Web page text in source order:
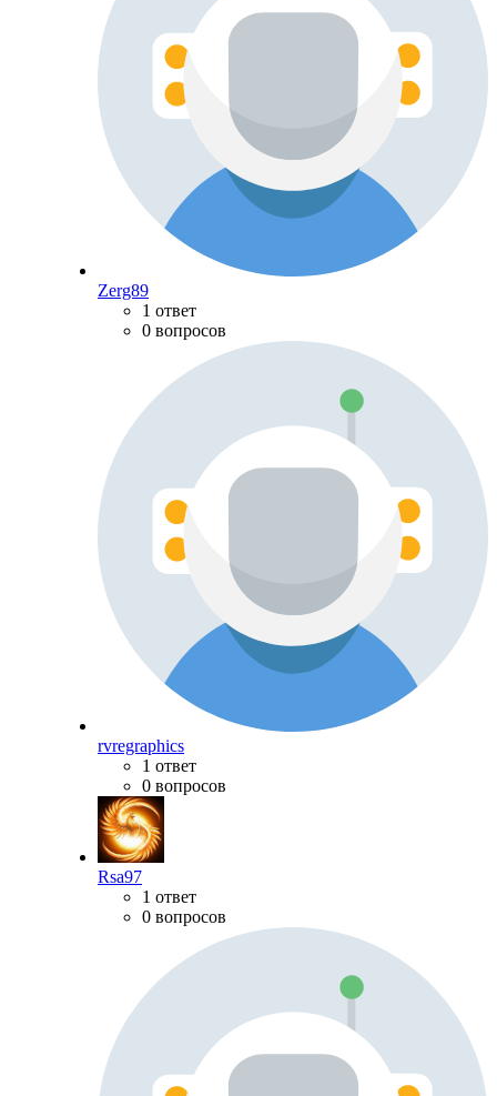
Zerg89
1 ответ
0 вопросов
rvregraphics
1 ответ
0 вопросов
Rsa97
1 ответ
0 вопросов